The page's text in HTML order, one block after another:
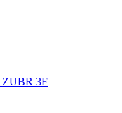
ZUBR 3F